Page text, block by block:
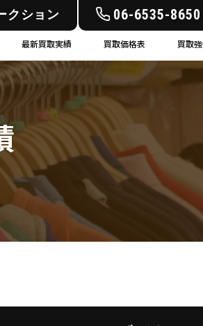
クション 06-6535-8650
最新買取実績 買取価格表 買取